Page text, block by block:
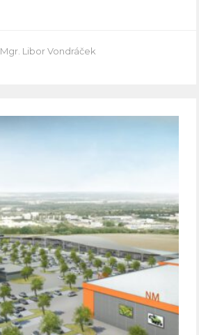
Mgr. Libor Vondráček